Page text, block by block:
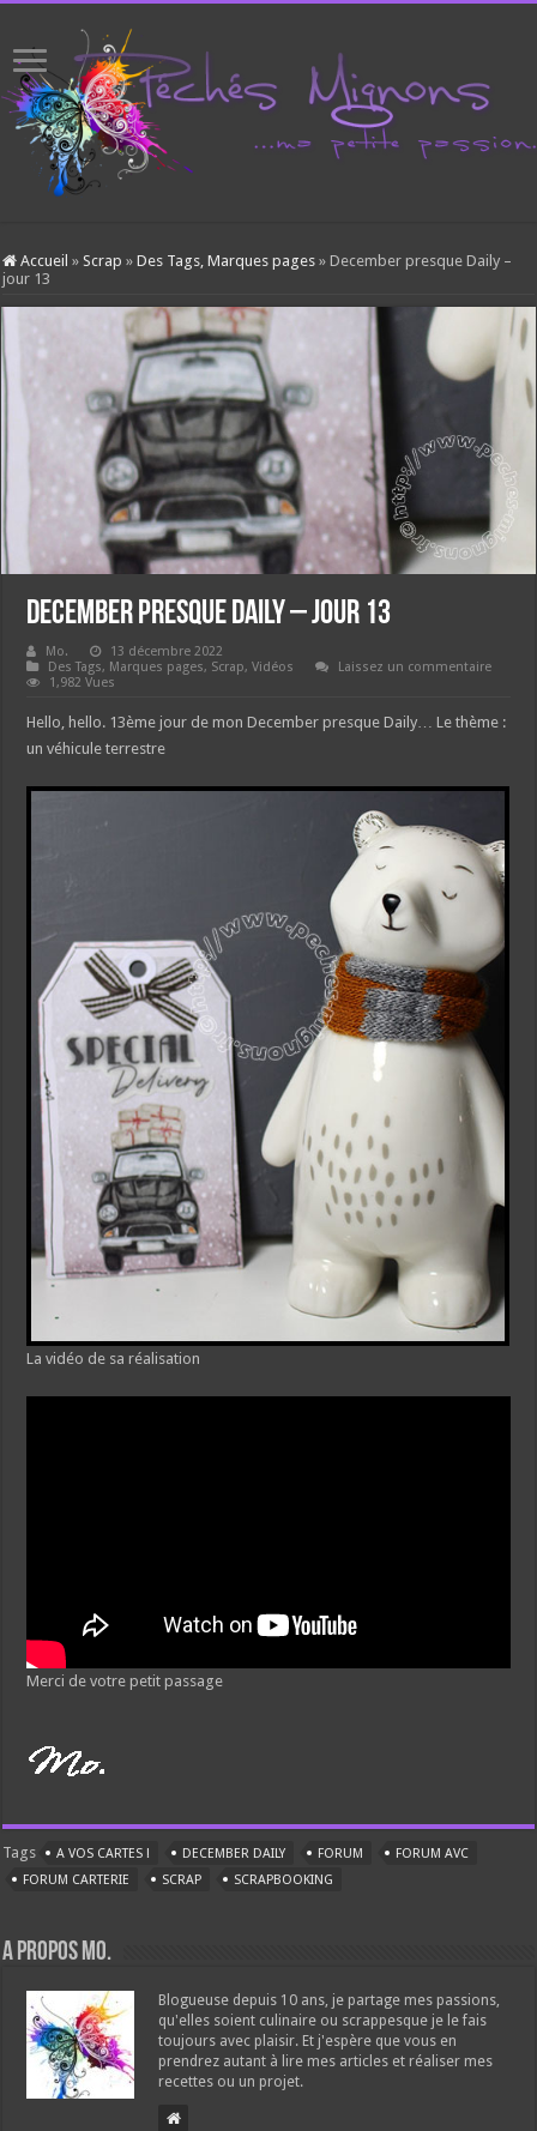
Accueil » Scrap » Des Tags, Marques pages » December presque Daily –
jour 13
December presque Daily – jour 13
Mo.
13 décembre 2022
Des Tags, Marques pages, Scrap,Vidéos
Laissez un commentaire
1,982 Vues
Hello, hello. 13ème jour de mon December presque Daily… Le thème :
un véhicule terrestre
La vidéo de sa réalisation
Merci de votre petit passage
Tags A VOS CARTES ! DECEMBER DAILY FORUM
FORUM AVC
FORUM CARTERIE
SCRAP SCRAPBOOKING
A propos Mo.
Blogueuse depuis 10 ans, je partage mes passions,
qu'elles soient culinaire ou scrappesque je le fais
toujours avec plaisir. Et j'espère que vous en
prendrez autant à lire mes articles et réaliser mes
recettes ou un projet.